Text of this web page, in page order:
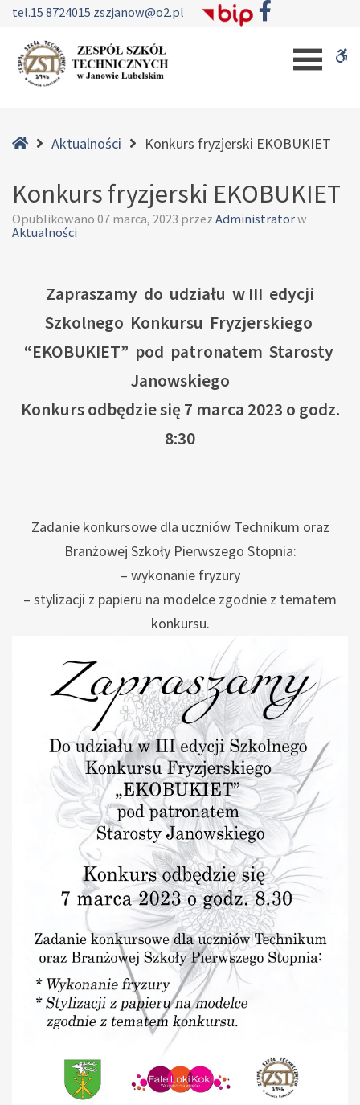
fryzjerski
EKOBUKIET
tel.15 8724015 zszjanow@o2.pl
HomeAktualności Konkurs fryzjerski EKOBUKIET
Konkurs fryzjerski EKOBUKIET
Opublikowano 07 marca, 2023 przez Administratorw
Aktualności
Zapraszamy do udziału w III edycji
Szkolnego Konkursu Fryzjerskiego
“EKOBUKIET” pod patronatem Starosty
Janowskiego
Konkurs odbędzie się 7 marca 2023 o godz.
8:30
Zadanie konkursowe dla uczniów Technikum oraz
Branżowej Szkoły Pierwszego Stopnia:
– wykonanie fryzury
– stylizacji z papieru na modelce zgodnie z tematem
konkursu.